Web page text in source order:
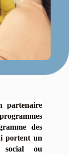
partenaire
des
portent un
social ou